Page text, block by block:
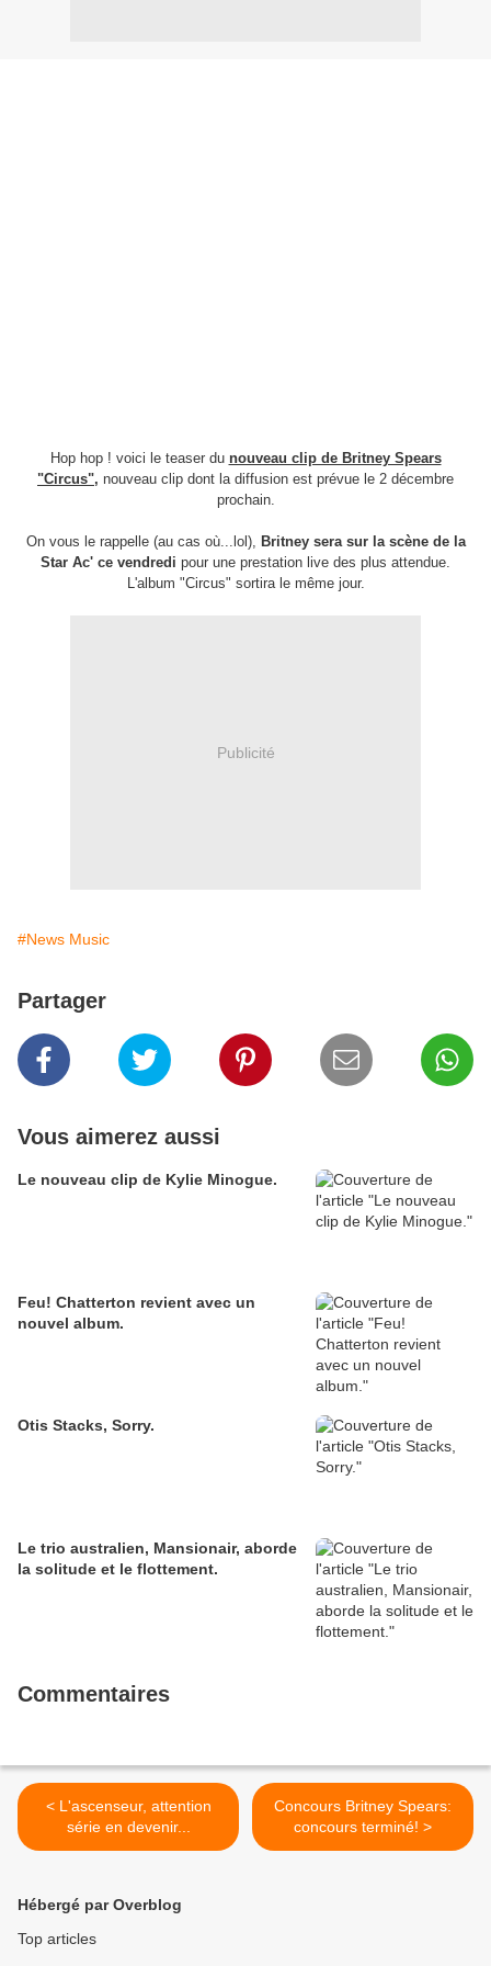
Hop hop ! voici le teaser du nouveau clip de Britney Spears
"Circus", nouveau clip dont la diffusion est prévue le 2 décembre
prochain.
On vous le rappelle (au cas où...lol), Britney sera sur la scène de la
Star Ac' ce vendredi pour une prestation live des plus attendue.
L'album "Circus" sortira le même jour.
Publicité
#News Music
Partager
Vous aimerez aussi
Le nouveau clip de Kylie Minogue.
Feu! Chatterton revient avec un
nouvel album.
Otis Stacks, Sorry.
Le trio australien, Mansionair, aborde
la solitude et le flottement.
Commentaires
< L'ascenseur, attention
série en devenir...
Concours Britney Spears:
concours terminé! >
Hébergé par Overblog
Top articles